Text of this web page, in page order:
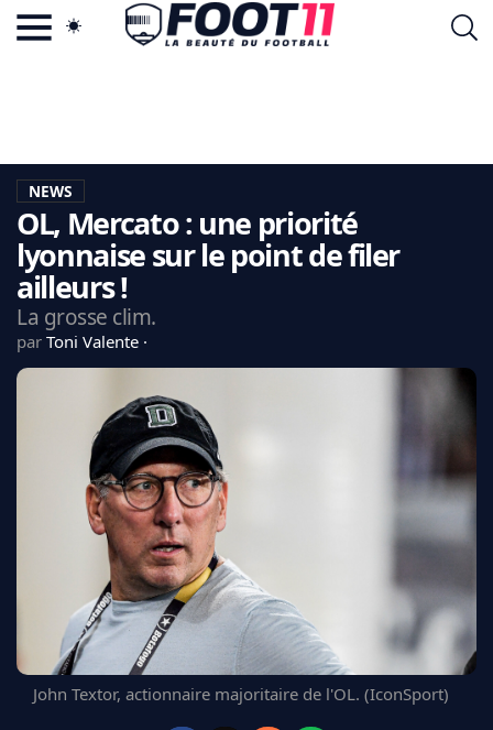
LA CHARTE
VIE PRIVÉE
CGU
CONTACTEZ-NOUS
REAL MADRID
FC BARCELONE
MANCHESTER UNITED
ARSENAL
BAYERN
L'AVIS DE LA RÉDAC'
NEWS
OL, Mercato : une priorité
lyonnaise sur le point de filer
ailleurs !
La grosse clim.
par Toni Valente
John Textor, actionnaire majoritaire de l'OL. (IconSport)